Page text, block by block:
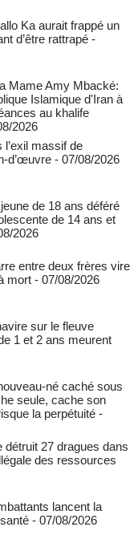
Ka aurait frappé un
d’être rattrapé -
Mame Amy Mbacké:
Islamique d'Iran à
au khalife
2026
l’exil massif de
d’œuvre - 07/08/2026
de 18 ans déféré
de 14 ans et
2026
entre deux frères vire
mort - 07/08/2026
sur le fleuve
1 et 2 ans meurent
né caché sous
seule, cache son
la perpétuité -
détruit 27 dragues dans
des ressources
lancent la
- 07/08/2026